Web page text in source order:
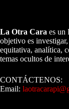
La Otra Cara es un
objetivo es
equitativa, analítica,
temas ocultos de
CONTÁCTENOS:
Email: